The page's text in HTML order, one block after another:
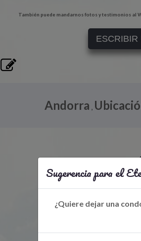
También puede mandarnos fotos y testimonios al
ESCRIBIR
Andorra ,
Sugerencia para el
¿Quiere dejar una